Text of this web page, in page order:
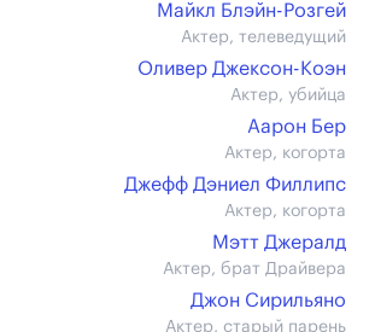
Майкл Блэйн-Розгей
Актер, телеведущий
Оливер Джексон-Коэн
Актер, убийца
Аарон Бер
Актер, когорта
Джефф Дэниел Филлипс
Актер, когорта
Мэтт Джералд
Актер, брат Драйвера
Джон Сирильяно
Актер, старый парень